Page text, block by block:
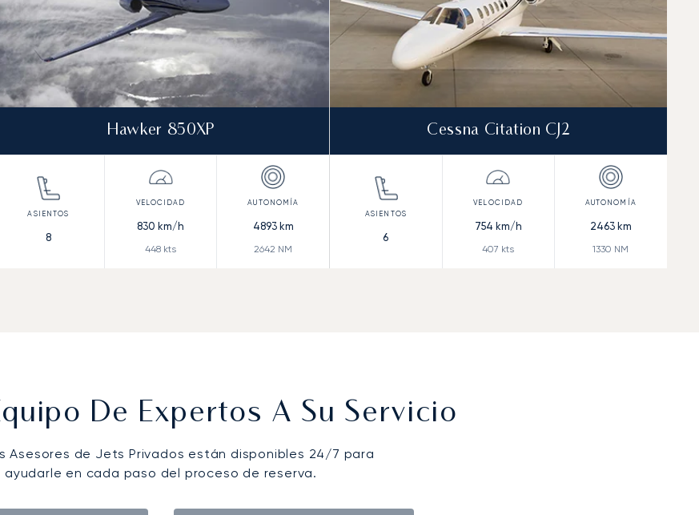
Hawker 850XP
8
830 km/h
448 kts
4893km
2642 NM
Cessna Citation CJ2
6
754 km/h
407 kts
2463km
1330 NM
De Expertos A Su Servicio
Asesores de Jets Privados están disponibles 24/7 para
ayudarle en cada paso del proceso de reserva.